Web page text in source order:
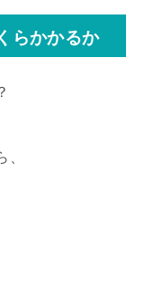
らかかるか
、